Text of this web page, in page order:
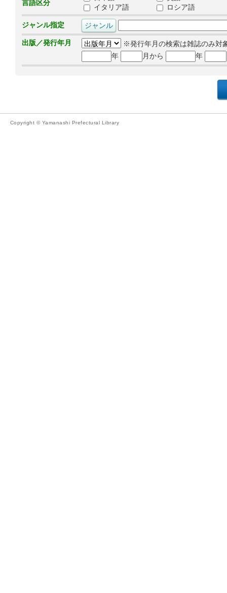
言語区分
イタリア語
ロシア語
ジャンル指定
出版／発行年月
※発行年月の検索は雑誌のみ対
年
月から 年
Copyright © Yamanashi Prefectural Library